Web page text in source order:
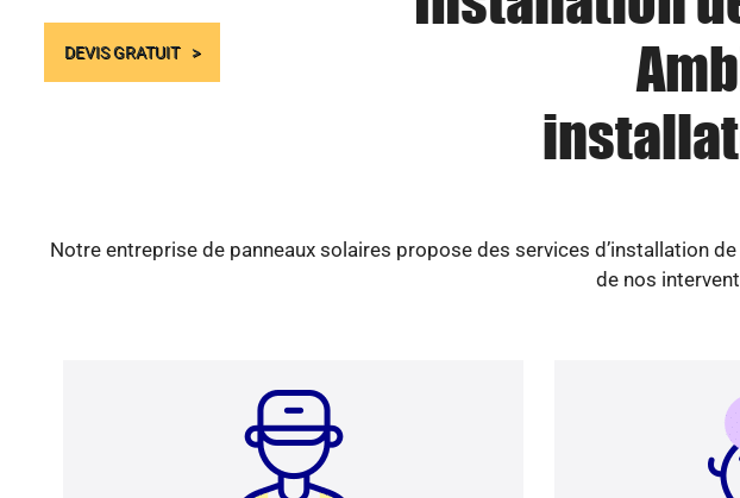
DEVIS GRATUIT
Notre entreprise de panneaux solaires propose des services d’installation
de nos